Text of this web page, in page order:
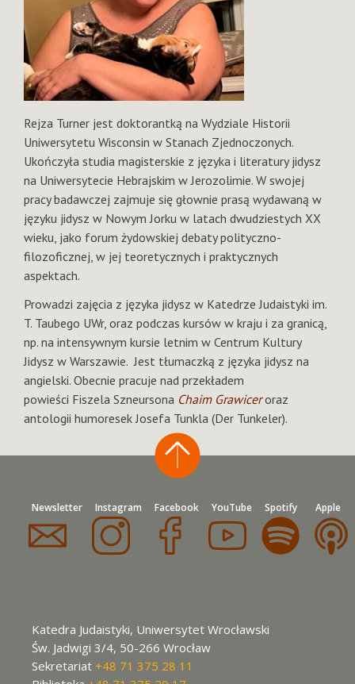
Rejza Turner jest doktorantką na Wydziale Historii
Uniwersytetu Wisconsin w Stanach Zjednoczonych.
Ukończyła studia magisterskie z języka i literatury jidysz
na Uniwersytecie Hebrajskim w Jerozolimie. W swojej
pracy badawczej zajmuje się głownie prasą wydawaną w
języku jidysz w Nowym Jorku w latach dwudziestych XX
wieku, jako forum żydowskiej debaty polityczno-
filozoficznej, w jej teoretycznych i praktycznych
aspektach.
Prowadzi zajęcia z języka jidysz w Katedrze Judaistyki im.
T. Taubego UWr, oraz podczas kursów w kraju i za granicą,
np. na intensywnym kursie letnim w Centrum Kultury
Jidysz w Warszawie. Jest tłumaczką z języka jidysz na
angielski. Obecnie pracuje nad przekładem
powieści Fiszela Szneursona Chaim Grawiceroraz
antologii humoresek Josefa Tunkla (Der Tunkeler).
Newsletter Instagram Facebook YouTube Spotify Apple
Katedra Judaistyki, Uniwersytet Wrocławski
Św. Jadwigi 3/4, 50-266 Wrocław
Sekretariat +48 71 375 28 11